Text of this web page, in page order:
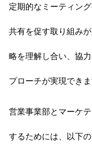
定期的なミーティン
共有を促す取り組み
略を理解し合い、協
プローチが実現できま
営業事業部とマーケ
するためには、以下